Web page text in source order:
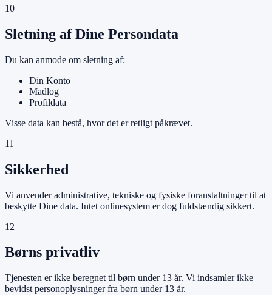
10
Sletning af Dine Persondata
Du kan anmode om sletning af:
Din Konto
Madlog
Profildata
Visse data kan bestå, hvor det er retligt påkrævet.
11
Sikkerhed
Vi anvender administrative, tekniske og fysiske foranstaltninger til at
beskytte Dine data. Intet onlinesystem er dog fuldstændig sikkert.
12
Børns privatliv
Tjenesten er ikke beregnet til børn under 13 år. Vi indsamler ikke
bevidst personoplysninger fra børn under 13 år.